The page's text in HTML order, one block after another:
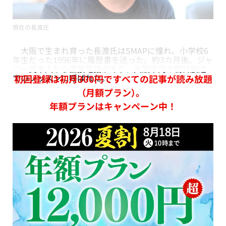
現在の長渡氏
大阪で生まれ育った長渡氏はSMAPに憧れ、小学校6
年生だった1996年に履歴書を送った。約3カ月後、ジャ
でのレッスンに呼ばれた。
初回登録は初月300円ですべての記事が読み放題
（月額プラン）。
年額プランはキャンペーン中！